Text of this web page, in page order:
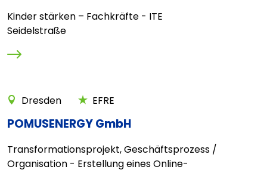
Kinder stärken – Fachkräfte - ITE
Seidelstraße
Dresden EFRE
POMUSENERGY GmbH
Transformationsprojekt, Geschäftsprozess /
Organisation - Erstellung eines Online-